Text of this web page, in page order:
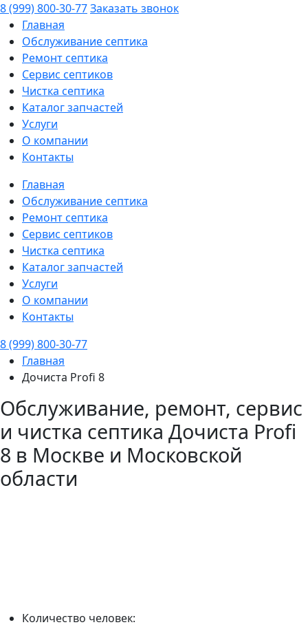
8 (999) 800-30-77Заказать звонок
Главная
Обслуживание септика
Ремонт септика
Сервис септиков
Чистка септика
Каталог запчастей
Услуги
О компании
Контакты
Главная
Обслуживание септика
Ремонт септика
Сервис септиков
Чистка септика
Каталог запчастей
Услуги
О компании
Контакты
8 (999) 800-30-77
Главная
Дочиста Profi 8
Обслуживание, ремонт, сервис
и чистка септика Дочиста Profi
8 в Москве и Московской
области
Количество человек: